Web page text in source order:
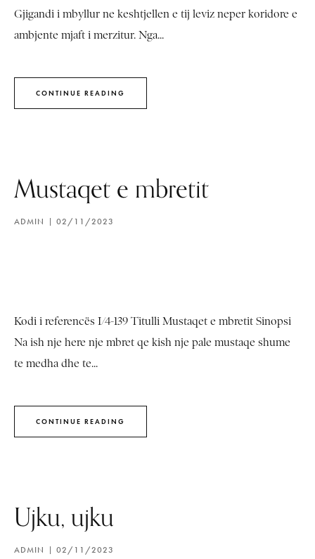
Gjigandi i mbyllur ne keshtjellen e tij leviz neper koridore e
ambjente mjaft i merzitur. Nga...
CONTINUE READING
Mustaqet e mbretit
ADMIN 02/11/2023
Kodi i referencës I/4-139 Titulli Mustaqet e mbretit Sinopsi
Na ish nje here nje mbret qe kish nje pale mustaqe shume
te medha dhe te...
CONTINUE READING
Ujku, ujku
ADMIN 02/11/2023